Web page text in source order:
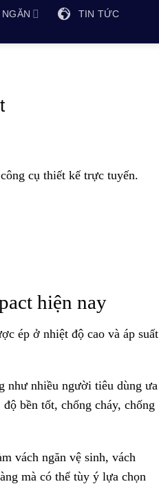
TIN TỨC
cụ thiết kế trực tuyến.
hiện nay
ép ở nhiệt độ cao và áp suất
như nhiều người tiêu dùng ưa
bền tốt, chống cháy, chống
vách ngăn vệ sinh, vách
mà có thể tùy ý lựa chọn